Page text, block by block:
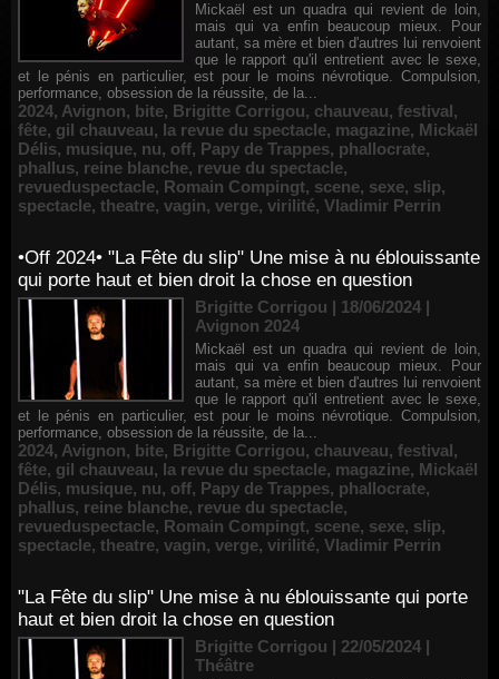
Mickaël est un quadra qui revient de loin,
mais qui va enfin beaucoup mieux. Pour
autant, sa mère et bien d'autres lui renvoient
que le rapport qu'il entretient avec le sexe,
et le pénis en particulier, est pour le moins névrotique. Compulsion,
performance, obsession de la réussite, de la...
2024, Avignon, bite, Brigitte Corrigou, chauveau, festival,
fête, gil chauveau, la revue du spectacle, magazine, Mickaël
Délis, musique, nu, off, Papy de Trappes, phallocrate,
phallus, reine blanche, revue du spectacle,
revueduspectacle, Romain Compingt, scene, sexe, slip,
spectacle, theatre, vagin, verge, virilité, Vladimir Perrin
•Off 2024• "La Fête du slip" Une mise à nu éblouissante
qui porte haut et bien droit la chose en question
Brigitte Corrigou | 18/06/2024 |
Avignon 2024
Mickaël est un quadra qui revient de loin,
mais qui va enfin beaucoup mieux. Pour
autant, sa mère et bien d'autres lui renvoient
que le rapport qu'il entretient avec le sexe,
et le pénis en particulier, est pour le moins névrotique. Compulsion,
performance, obsession de la réussite, de la...
2024, Avignon, bite, Brigitte Corrigou, chauveau, festival,
fête, gil chauveau, la revue du spectacle, magazine, Mickaël
Délis, musique, nu, off, Papy de Trappes, phallocrate,
phallus, reine blanche, revue du spectacle,
revueduspectacle, Romain Compingt, scene, sexe, slip,
spectacle, theatre, vagin, verge, virilité, Vladimir Perrin
"La Fête du slip" Une mise à nu éblouissante qui porte
haut et bien droit la chose en question
Brigitte Corrigou | 22/05/2024 |
Théâtre